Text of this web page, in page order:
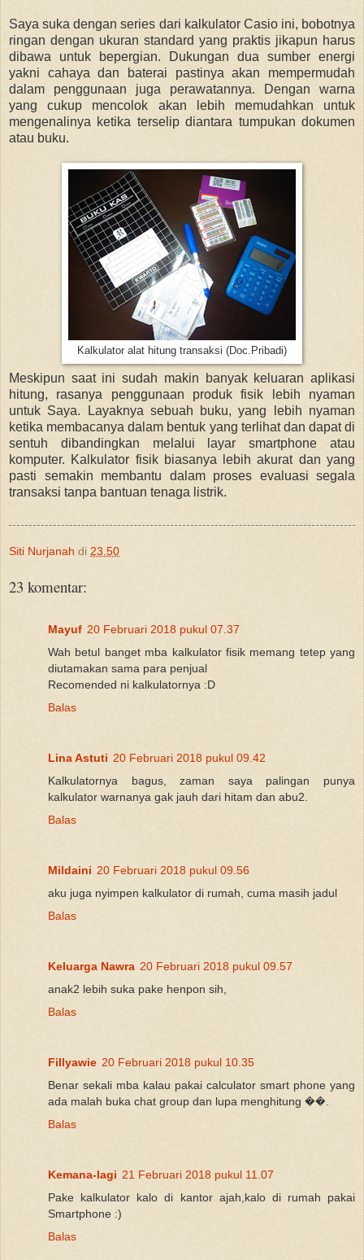
Saya suka dengan series dari kalkulator Casio ini, bobotnya
ringan dengan ukuran standard yang praktis jikapun harus
dibawa untuk bepergian. Dukungan dua sumber energi
yakni cahaya dan baterai pastinya akan mempermudah
dalam penggunaan juga perawatannya. Dengan warna
yang cukup mencolok akan lebih memudahkan untuk
mengenalinya ketika terselip diantara tumpukan dokumen
atau buku.
Kalkulator alat hitung transaksi (Doc.Pribadi)
Meskipun saat ini sudah makin banyak keluaran aplikasi
hitung, rasanya penggunaan produk fisik lebih nyaman
untuk Saya. Layaknya sebuah buku, yang lebih nyaman
ketika membacanya dalam bentuk yang terlihat dan dapat di
sentuh dibandingkan melalui layar smartphone atau
komputer. Kalkulator fisik biasanya lebih akurat dan yang
pasti semakin membantu dalam proses evaluasi segala
transaksi tanpa bantuan tenaga listrik.
Siti Nurjanah di 23.50
23 komentar:
Mayuf 20 Februari 2018 pukul 07.37
Wah betul banget mba kalkulator fisik memang tetep yang
diutamakan sama para penjual
Recomended ni kalkulatornya :D
Balas
Lina Astuti 20 Februari 2018 pukul 09.42
Kalkulatornya bagus, zaman saya palingan punya
kalkulator warnanya gak jauh dari hitam dan abu2.
Balas
Mildaini 20 Februari 2018 pukul 09.56
aku juga nyimpen kalkulator di rumah, cuma masih jadul
Balas
Keluarga Nawra 20 Februari 2018 pukul 09.57
anak2 lebih suka pake henpon sih,
Balas
Fillyawie 20 Februari 2018 pukul 10.35
Benar sekali mba kalau pakai calculator smart phone yang
ada malah buka chat group dan lupa menghitung ��.
Balas
Kemana-lagi 21 Februari 2018 pukul 11.07
Pake kalkulator kalo di kantor ajah,kalo di rumah pakai
Smartphone :)
Balas